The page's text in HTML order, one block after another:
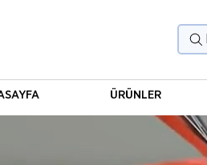
ÜRÜNLER